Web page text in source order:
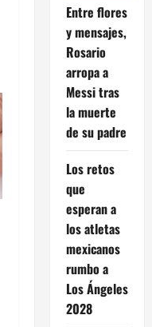
Entre flores
y mensajes,
Rosario
arropa a
Messi tras
la muerte
de su padre
Los retos
que
esperan a
los atletas
mexicanos
rumbo a
Los Ángeles
2028